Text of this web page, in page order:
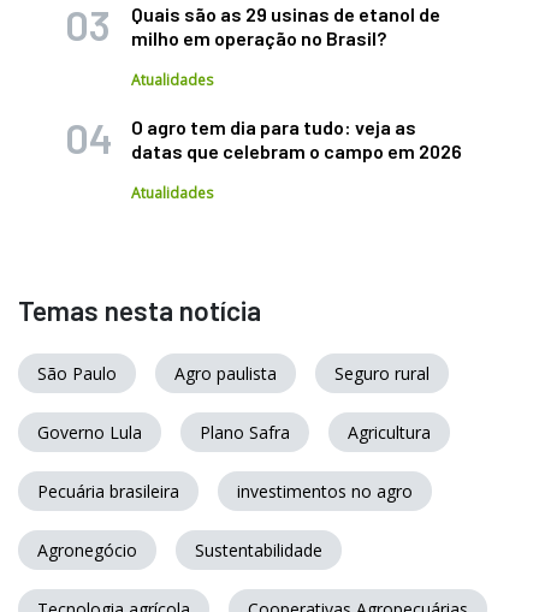
Quais são as 29 usinas de etanol de
milho em operação no Brasil?
Atualidades
O agro tem dia para tudo: veja as
datas que celebram o campo em 2026
Atualidades
Temas nesta notícia
São Paulo Agro paulista Seguro rural
Governo Lula Plano Safra Agricultura
Pecuária brasileira investimentos no agro
Agronegócio Sustentabilidade